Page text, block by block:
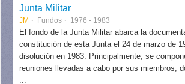
Junta Militar
JM Fundos 1976 - 1983
El fondo de la Junta Militar abarca la
constitución de esta Junta el 24 de marzo de
disolución en 1983. Principalmente, se
reuniones llevadas a cabo por sus miembros,
...